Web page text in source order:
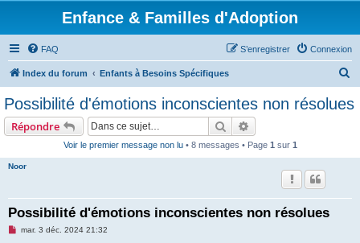
Enfance & Familles d'Adoption
FAQ Connexion
S’enregistrer
Index du forum Enfants à Besoins Spécifiques
c
Possibilité d'émotions inconscientes non résolues
Répondre Rechercher
Voir le premier message non lu• 8 messages • Page 1 sur 1
Noor
Possibilité d'émotions inconscientes non résolues
Mmar. 3 déc. 2024 21:32